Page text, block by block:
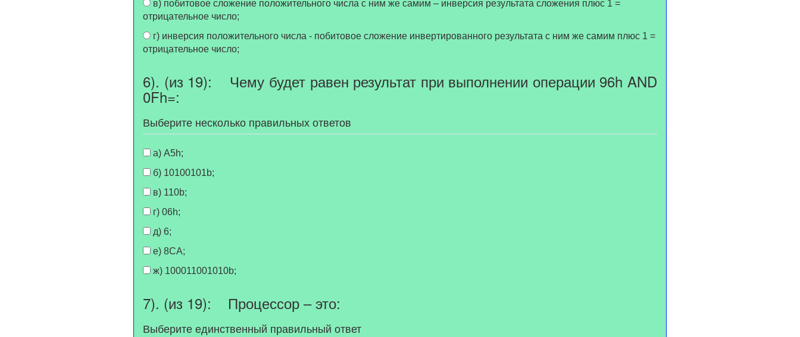
отрицательное число;
отрицательное число;
6). (из 19): Чему будет равен результат при выполнении операции 96h AND
0Fh=:
Выберите несколько правильных ответов
а) А5h;
б) 10100101b;
в) 110b;
г) 06h;
д) 6;
е) 8СА;
ж) 100011001010b;
7). (из 19): Процессор – это:
Выберите единственный правильный ответ